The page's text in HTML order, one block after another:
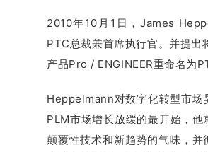
2010年10月1日，James
PTC总裁兼首席执行官。并提出
产品Pro / ENGINEER重命名为
Heppelmann对数字化转型市场
PLM市场增长放缓的最开始，他
颠覆性技术和新趋势的气味，并